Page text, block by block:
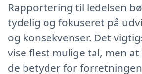
Rapportering til ledelsen
tydelig og fokuseret på
og konsekvenser. Det
vise flest mulige tal, men
de betyder for